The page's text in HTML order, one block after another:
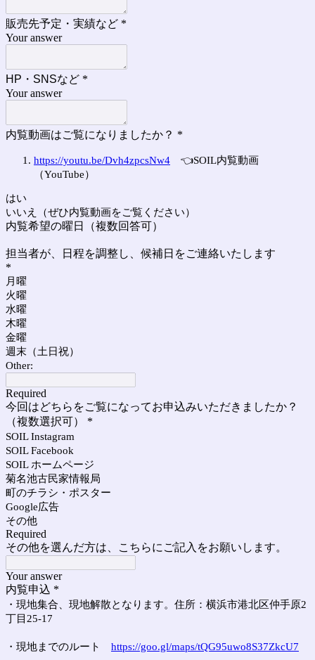
販売先予定・実績など *
Your answer
HP・SNSなど *
Your answer
内覧動画はご覧になりましたか？ *
https://youtu.be/Dvh4zpcsNw4 👈SOIL内覧動画
（YouTube）
はい
いいえ（ぜひ内覧動画をご覧ください）
内覧希望の曜日（複数回答可）
担当者が、日程を調整し、候補日をご連絡いたします
*
月曜
火曜
水曜
木曜
金曜
週末（土日祝）
Other:
Required
今回はどちらをご覧になってお申込みいただきましたか？
（複数選択可）
*
SOIL Instagram
SOIL Facebook
SOIL ホームページ
菊名池古民家情報局
町のチラシ・ポスター
Google広告
その他
Required
その他を選んだ方は、こちらにご記入をお願いします。
Your answer
内覧申込 *
・現地集合、現地解散となります。 住所：横浜市港北区仲手原2
丁目25-17
・現地までのルート https://goo.gl/maps/tQG95uwo8S37ZkcU7